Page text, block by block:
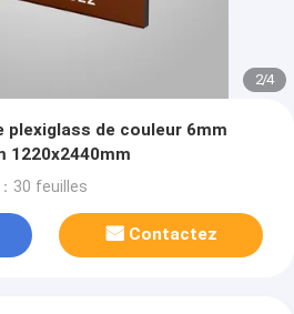
2/4
plexiglass de couleur 6mm
1220x2440mm
30 feuilles
Contactez